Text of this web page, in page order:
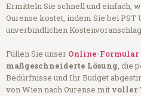
Ermitteln Sie schnell und einfach,
Ourense kostet, indem Sie bei
unverbindlichen
Füllen Sie unser Online-Formular
maßgeschneiderte Lösung, die
Bedürfnisse und Ihr Budget
von Wien nach Ourense mit voller